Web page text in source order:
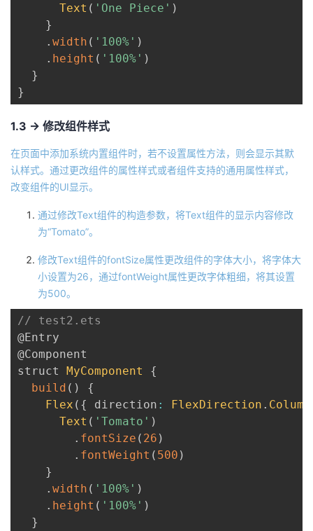
Text ( 'One Piece' )
}
. width ( '100%' )
. height ( '100%' )
}
}
1.3 -> 修改组件样式
在页面中添加系统内置组件时，若不设置属性方法，则会显示其默
认样式。通过更改组件的属性样式或者组件支持的通用属性样式，
改变组件的UI显示。
通过修改Text组件的构造参数，将Text组件的显示内容修改
为“Tomato”。
修改Text组件的fontSize属性更改组件的字体大小，将字体大
小设置为26，通过fontWeight属性更改字体粗细，将其设置
为500。
// test2.ets
@Entry
@Component
struct MyComponent
{
build ( )
{
Flex ( { direction : FlexDirection . Column
Text ( 'Tomato' )
. fontSize ( 26 )
. fontWeight ( 500 )
}
. width ( '100%' )
. height ( '100%' )
}